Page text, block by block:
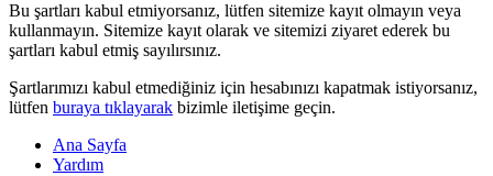
Bu şartları kabul etmiyorsanız, lütfen sitemize kayıt olmayın veya
kullanmayın. Sitemize kayıt olarak ve sitemizi ziyaret ederek bu
şartları kabul etmiş sayılırsınız.
Şartlarımızı kabul etmediğiniz için hesabınızı kapatmak istiyorsanız,
lütfen buraya tıklayarak bizimle iletişime geçin.
Ana Sayfa
Yardım